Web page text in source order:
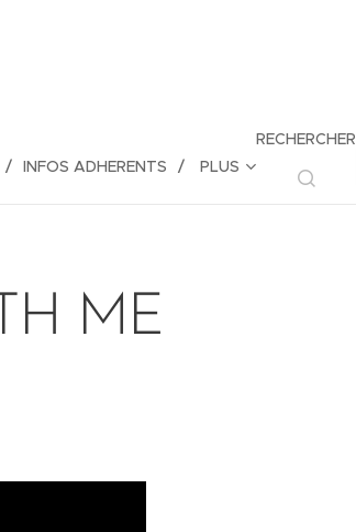
INFOS ADHERENTS PLUS
RECHERCHER
ME